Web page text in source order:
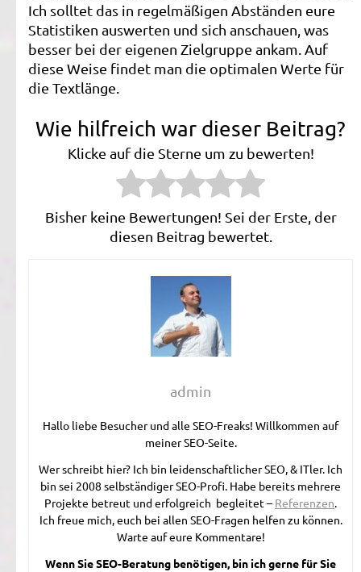
Ich solltet das in regelmäßigen Abständen eure
Statistiken auswerten und sich anschauen, was
besser bei der eigenen Zielgruppe ankam. Auf
diese Weise findet man die optimalen Werte für
die Textlänge.
Wie hilfreich war dieser Beitrag?
Klicke auf die Sterne um zu bewerten!
Bisher keine Bewertungen! Sei der Erste, der
diesen Beitrag bewertet.
admin
Hallo liebe Besucher und alle SEO-Freaks! Willkommen auf
meiner SEO-Seite.
Wer schreibt hier? Ich bin leidenschaftlicher SEO, & ITler. Ich
bin sei 2008 selbständiger SEO-Profi. Habe bereits mehrere
Projekte betreut und erfolgreich begleitet – Referenzen.
Ich freue mich, euch bei allen SEO-Fragen helfen zu können.
Warte auf eure Kommentare!
Wenn Sie SEO-Beratung benötigen, bin ich gerne für Sie